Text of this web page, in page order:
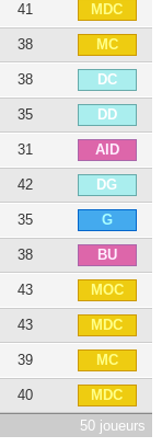
41 MDC
38 MC
38 DC
35 DD
31 AID
42 DG
35 G
38 BU
43 MOC
43 MDC
39 MC
40
MDC
50 joueurs